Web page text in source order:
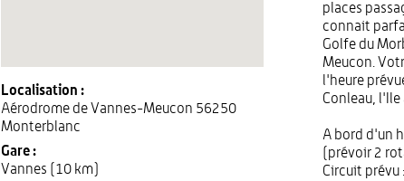
Localisation :
Aérodrome de Vannes-Meucon 56250
Monterblanc
Gare :
Vannes (10 km)
places
connait
Golfe du
Meucon.
l'heure
Conleau, l'Ile
A bord d'un
(prévoir 2
Circuit prévu